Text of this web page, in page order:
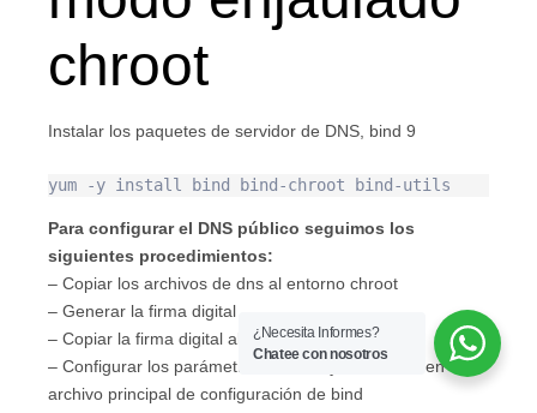
chroot
Instalar los paquetes de servidor de DNS, bind 9
Para configurar el DNS público seguimos los
siguientes procedimientos:
– Copiar los archivos de dns al entorno chroot
– Generar la firma digital
– Copiar la firma digital al entorno chroot
– Configurar los parámetros de DNS y el dominio en el
archivo principal de configuración de bind
¿Necesita Informes?
Chatee con nosotros